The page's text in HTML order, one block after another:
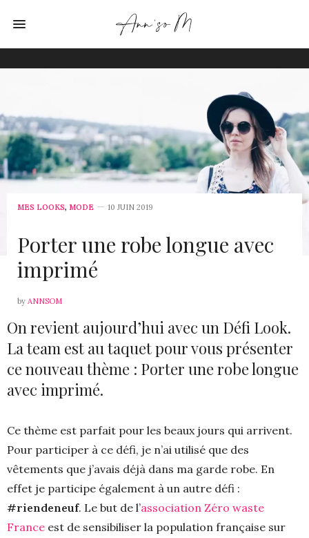
MES LOOKS, MODE 10 JUIN 2019
Porter une robe longue avec
imprimé
by ANNSOM
On revient aujourd’hui avec un Défi Look.
La team est au taquet pour vous présenter
ce nouveau thème : Porter une robe longue
avec imprimé.
Ce thème est parfait pour les beaux jours qui arrivent.
Pour participer à ce défi, je n’ai utilisé que des
vêtements que j’avais déjà dans ma garde robe. En
effet je participe également à un autre défi :
#riendeneuf. Le but de l’association Zéro waste
France est de sensibiliser la population française sur